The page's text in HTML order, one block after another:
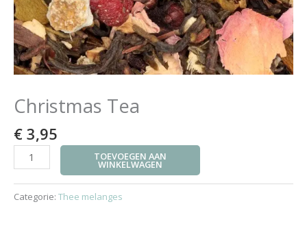
Christmas Tea
€ 3,95
TOEVOEGEN AAN
WINKELWAGEN
Categorie: Thee melanges